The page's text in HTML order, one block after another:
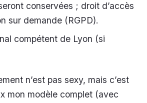
conservées ; droit d’accès
sur demande (RGPD).
compétent de Lyon (si
n’est pas sexy, mais c’est
mon modèle complet (avec